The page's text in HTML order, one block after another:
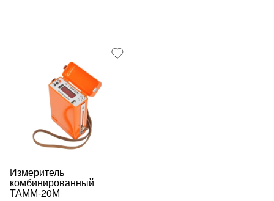
Измеритель
комбинированный
ТАММ-20М